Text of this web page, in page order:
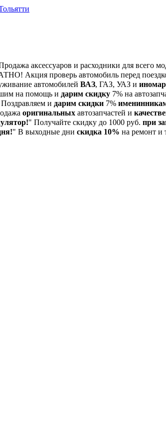
аксессуаров и расходники для всего
Акция проверь автомобиль перед
автомобилей ВАЗ, ГАЗ, УАЗ и
на помощь и дарим скидку 7% на
и дарим скидки 7%
оригинальных автозапчастей и
" Получайте скидку до 1000 руб. при
" В выходные дни скидка 10% на ремонт и